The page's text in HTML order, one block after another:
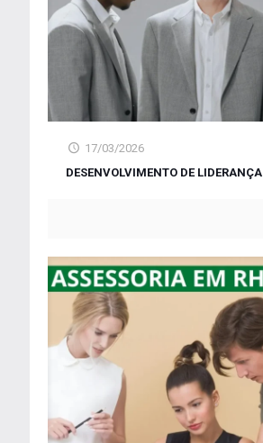
17/03/2026
DESENVOLVIMENTO DE LIDERANÇA